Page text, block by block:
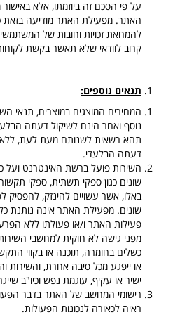
על פי הסכם זה ביוזמתו, אלא
האתר. מפעילת האתר מודיעה בזאת
להמחאת זכויות וחובות של
קרוב לוודאי שלא תאשר בקשת
תנאים נוספים:
המחירים המוצגים במוצרים, תנאי
נוסף ואחר הינם לשיקול דעתה
תהא רשאית לשנותם מעת לעת, ללא
דעתה הבלעדי.
השירות פועל ברשת האינטרנט ועל
שונים כגון ספקי תשתית, ספקי
באלו, אשר עשויים להינזק, להפסיק
שונים. מפעילת האתר אינה נותנת
פעילות האתר ו/או פעולתו ללא
מפני גישה לא חוקית למחשבי
כשלים בחומרה, תוכנה או בקווי
או ייפגע מכל סיבה אחרת, והשירות
ישיר או עקיף, עוגמת נפש וכיו"ב
רישומי המחשב של האתר בדבר
ראיה לכאורה לנכונות הפעולות.